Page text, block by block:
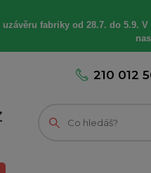
uzávěru fabriky od 28.7. do 5.9.
210 012